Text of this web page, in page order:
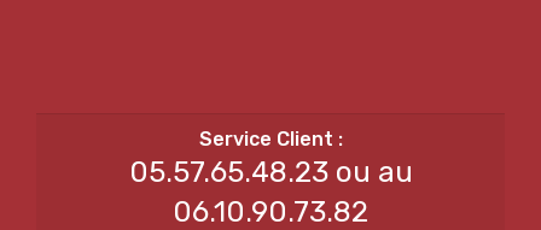
05.57.65.48.23 ou au
06.10.90.73.82